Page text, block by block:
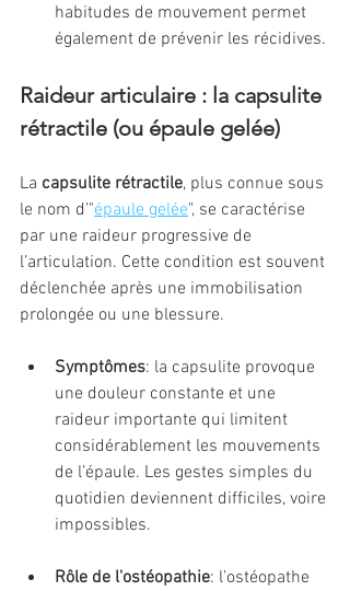
habitudes de mouvement permet
également de prévenir les récidives.
Raideur articulaire : la capsulite
rétractile (ou épaule gelée)
La capsulite rétractile, plus connue sous
le nom d’"épaule gelée", se caractérise
par une raideur progressive de
l’articulation. Cette condition est souvent
déclenchée après une immobilisation
prolongée ou une blessure.
Symptômes: la capsulite provoque
une douleur constante et une
raideur importante qui limitent
considérablement les mouvements
de l’épaule. Les gestes simples du
quotidien deviennent difficiles, voire
impossibles.
Rôle de l'ostéopathie: l’ostéopathe